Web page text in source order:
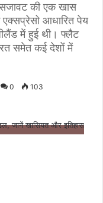
की एक खास
आधारित पेय
में हुई थी। फ्लैट
समेत कई देशों में
0 103